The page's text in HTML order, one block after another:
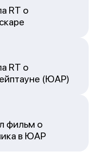
RT о
RT о
(ЮАР)
фильм о
в ЮАР